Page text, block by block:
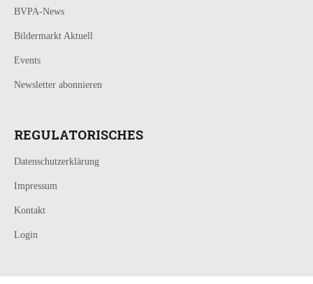
BVPA-News
Bildermarkt Aktuell
Events
Newsletter abonnieren
REGULATORISCHES
Datenschutzerklärung
Impressum
Kontakt
Login